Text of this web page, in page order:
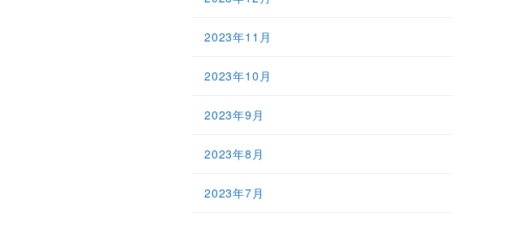
2023年11月
2023年10月
2023年9月
2023年8月
2023年7月